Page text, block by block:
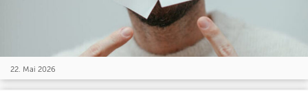
22. Mai 2026